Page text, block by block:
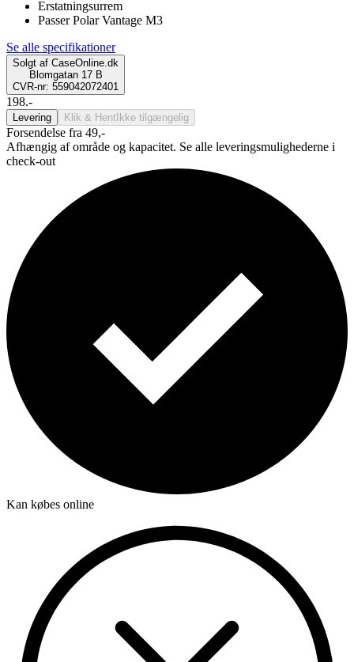
Erstatningsurrem
Passer Polar Vantage M3
Se alle specifikationer
Solgt af CaseOnline.dk
Blomgatan 17 B
CVR-nr: 559042072401
198.-
Levering Klik & Hent Ikke tilgængelig
Forsendelse fra 49,-
Afhængig af område og kapacitet. Se alle leveringsmulighederne i
check-out
Kan købes online